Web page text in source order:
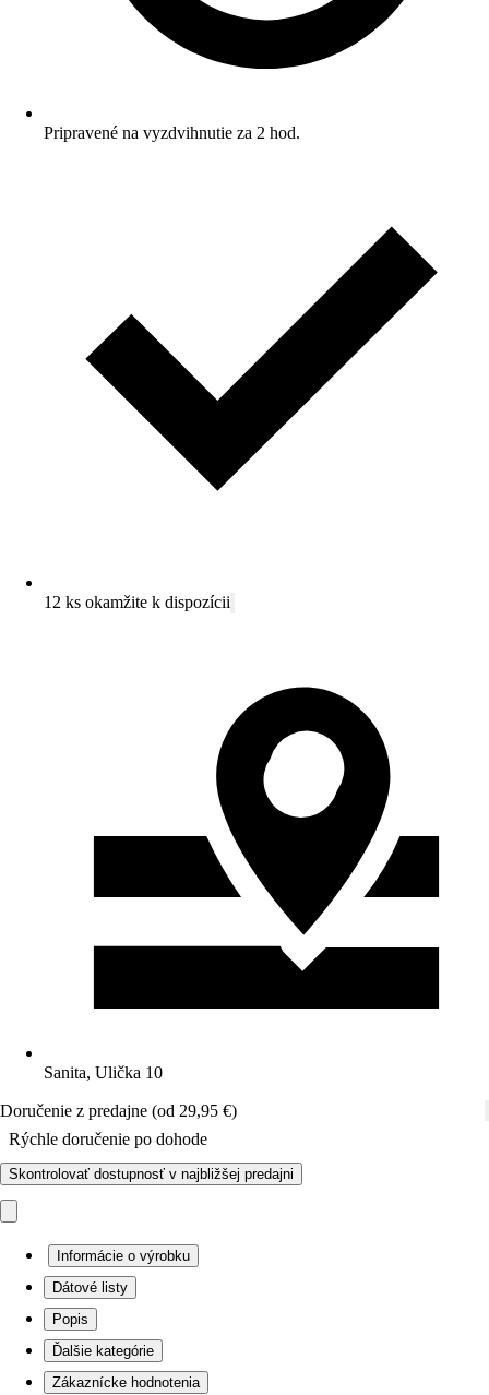
Pripravené na vyzdvihnutie za 2 hod.
12 ks okamžite k dispozícii
Sanita, Ulička 10
Doručenie z predajne (od 29,95 €)
Rýchle doručenie po dohode
Skontrolovať dostupnosť v najbližšej predajni
Informácie o výrobku
Dátové listy
Popis
Ďalšie kategórie
Zákaznícke hodnotenia